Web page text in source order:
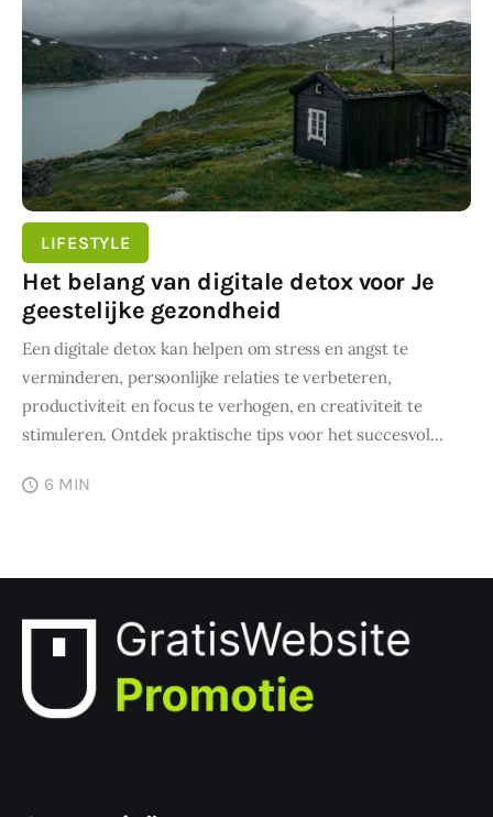
LIFESTYLE
Het belang van digitale detox voor Je
geestelijke gezondheid
Een digitale detox kan helpen om stress en angst te
verminderen, persoonlijke relaties te verbeteren,
productiviteit en focus te verhogen, en creativiteit te
stimuleren. Ontdek praktische tips voor het succesvol…
6 MIN